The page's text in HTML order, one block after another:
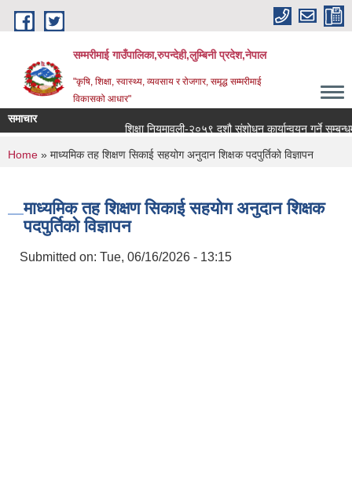
Skip to main content
सम्मरीमाई गाउँपालिका,रुपन्देही,लुम्बिनी प्रदेश,नेपाल
"कृषि, शिक्षा, स्वास्थ्य, व्यवसाय र रोजगार, समृद्ध सम्मरीमाई
विकासको आधार"
समाचार
शिक्षा नियमावली-२०५९ दशौ संशोधन कार्यान्वयन गर्ने सम्बन्धमा
You are here
Home » माध्यमिक तह शिक्षण सिकाई सहयोग अनुदान शिक्षक पदपुर्तिको विज्ञापन
माध्यमिक तह शिक्षण सिकाई सहयोग अनुदान शिक्षक
पदपुर्तिको विज्ञापन
Submitted on: Tue, 06/16/2026 - 13:15